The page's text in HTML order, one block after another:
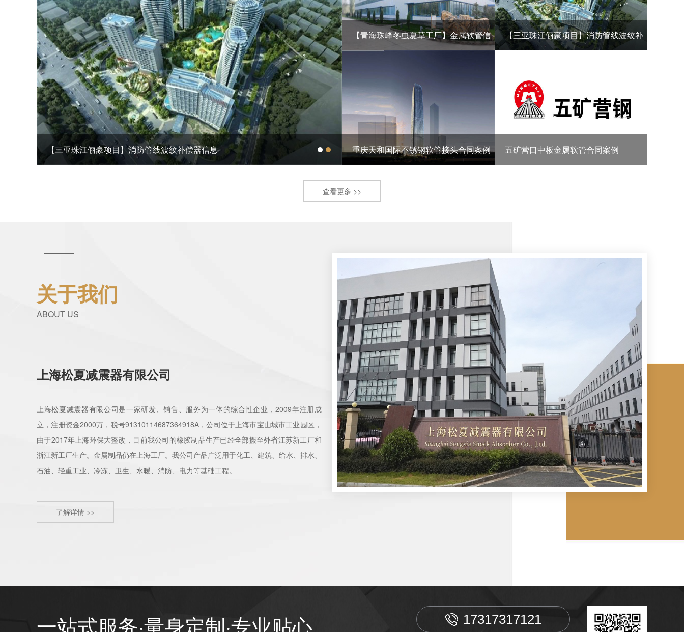
【青海珠峰冬虫夏草工厂】金属软管信息 【三亚珠江俪豪项目】消防管线波纹补偿器信息
【青海珠峰冬虫夏草工厂】金属软管信 【三亚珠江俪豪项目】消防管线波纹补
重庆天和国际不锈钢软管接头合同案例 五矿营口中板金属软管合同案例
查看更多 >>
关于我们
ABOUT US
上海松夏减震器有限公司
上海松夏减震器有限公司是一家研发、销售、服务为一体的综合性企业，2009年注册成
立，注册资金2000万，税号91310114687364918A，公司位于上海市宝山城市工业园区，
由于2017年上海环保大整改，目前我公司的橡胶制品生产已经全部搬至外省江苏新工厂和
浙江新工厂生产。金属制品仍在上海工厂。我公司产品广泛用于化工、建筑、给水、排水、
石油、轻重工业、冷冻、卫生、水暖、消防、电力等基础工程。
了解详情 >>
一站式服务·量身定制·专业贴心 17317317121